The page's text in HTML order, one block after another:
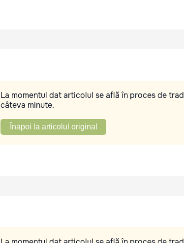
La momentul dat articolul se află în proces de
câteva minute.
Înapoi la articolul original